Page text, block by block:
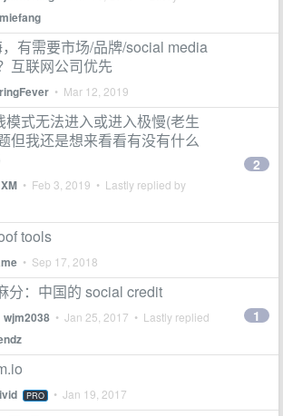
有需要市场/品牌/social media
互联网公司优先
• Mar 12, 2019
模式无法进入或进入极慢(老生
但我还是想来看看有没有什么
• Feb 3, 2019 • Lastly replied by
2
tools
• Sep 17, 2018
分：中国的 social credit
wjm2038 • Jan 25, 2017 • Lastly replied
1
PRO • Jan 19, 2017